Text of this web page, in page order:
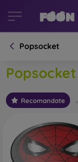
Popsocket
Popsocket
Recomandate